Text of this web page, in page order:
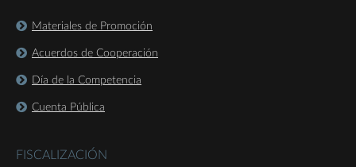
Materiales de Promoción
Acuerdos de Cooperación
Día de la Competencia
Cuenta Pública
FISCALIZACIÓN